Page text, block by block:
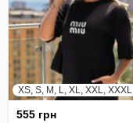
XS, S, M, L, XL, XXL, XXXL
555 грн